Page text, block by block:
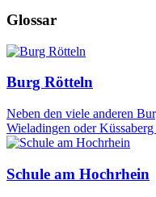
Glossar
Burg Rötteln
Neben den viele anderen
Wieladingen oder
Schule am Hochrhein